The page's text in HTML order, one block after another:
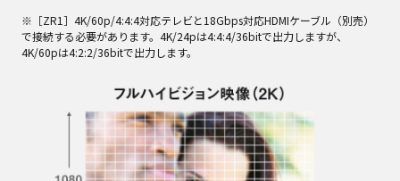
※［ZR1］4K/60p/4:4:4対応テレビと18Gbps対応HDMIケーブル（別売）
で接続する必要があります。4K/24pは4:4:4/36bitで出力しますが、
4K/60pは4:2:2/36bitで出力します。